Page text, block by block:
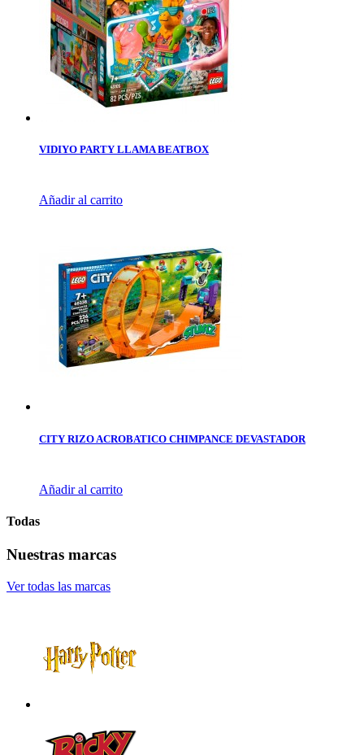
VIDIYO PARTY LLAMA BEATBOX
Añadir al carrito
CITY RIZO ACROBATICO CHIMPANCE DEVASTADOR
Añadir al carrito
Todas
Nuestras marcas
Ver todas las marcas